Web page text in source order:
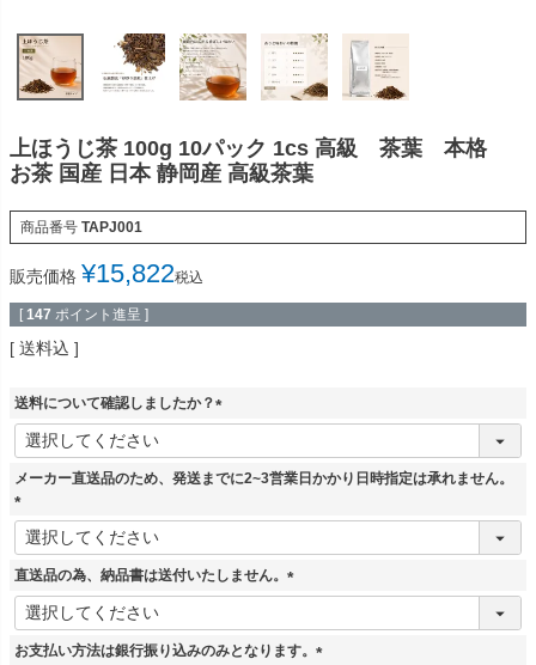
上ほうじ茶 100g 10パック 1cs 高級 茶葉 本格
お茶 国産 日本 静岡産 高級茶葉
商品番号 TAPJ001
販売価格 ¥15,822税込
[ 147 ポイント進呈 ]
送料込
送料について確認しましたか？
(
須
メーカー直送品のため、発送までに2~3営業日かかり日時指定は承れません。
(
必
須
直送品の為、納品書は送付いたしません。
(
須
お支払い方法は銀行振り込みのみとなります。